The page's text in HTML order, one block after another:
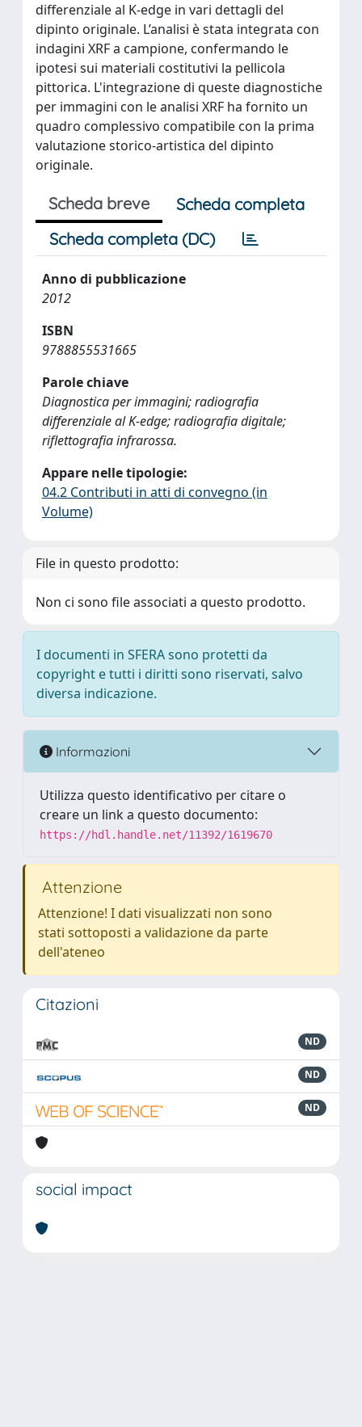
differenziale al K-edge in vari dettagli del
dipinto originale. L’analisi è stata integrata con
indagini XRF a campione, confermando le
ipotesi sui materiali costitutivi la pellicola
pittorica. L'integrazione di queste diagnostiche
per immagini con le analisi XRF ha fornito un
quadro complessivo compatibile con la prima
valutazione storico-artistica del dipinto
originale.
Scheda breve
Scheda completa
Scheda completa (DC)
Anno di pubblicazione
2012
ISBN
9788855531665
Parole chiave
Diagnostica per immagini; radiografia
differenziale al K-edge; radiografia digitale;
riflettografia infrarossa.
Appare nelle tipologie:
04.2 Contributi in atti di convegno (in
Volume)
File in questo prodotto:
Non ci sono file associati a questo prodotto.
I documenti in SFERA sono protetti da
copyright e tutti i diritti sono riservati, salvo
diversa indicazione.
Informazioni
Utilizza questo identificativo per citare o
creare un link a questo documento:
https://hdl.handle.net/11392/1619670
Attenzione
Attenzione! I dati visualizzati non sono
stati sottoposti a validazione da parte
dell'ateneo
Citazioni
ND
ND
ND
social impact